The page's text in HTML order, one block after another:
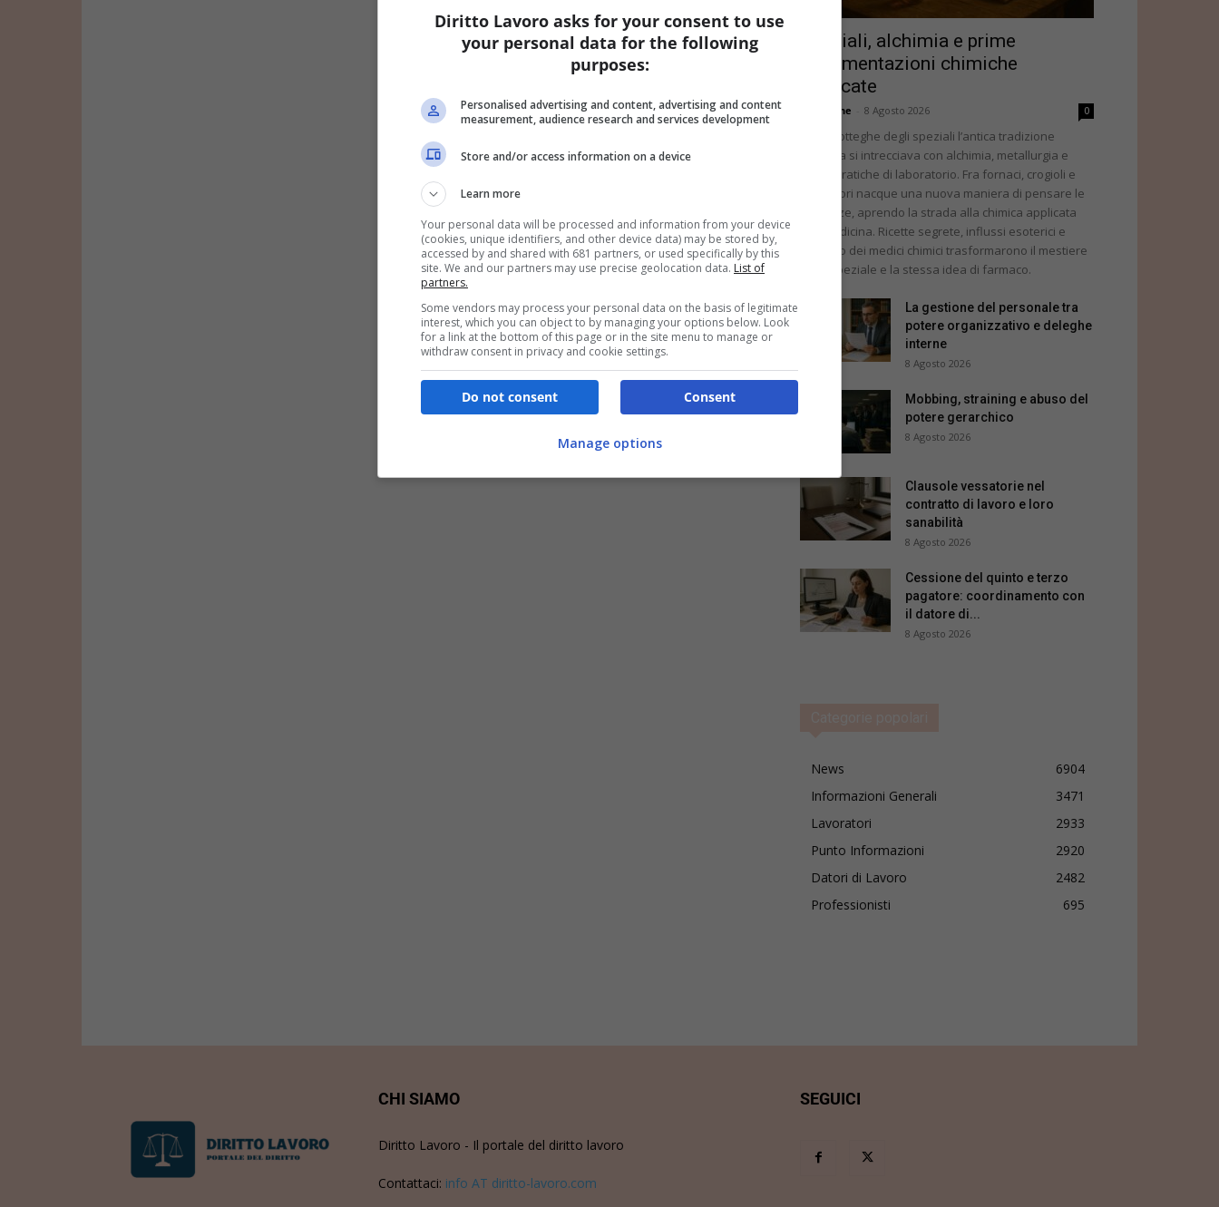
Speziali, alchimia e prime
sperimentazioni chimiche
applicate
Redazione 8 Agosto 2026 0
Nelle botteghe degli speziali l’antica tradizione
galenica si intrecciava con alchimia, metallurgia e
prime pratiche di laboratorio. Fra fornaci, crogioli e
distillatori nacque una nuova maniera di pensare le
sostanze, aprendo la strada alla chimica applicata
alla medicina. Ricette segrete, influssi esoterici e
l’impatto dei medici chimici trasformarono il mestiere
dello speziale e la stessa idea di farmaco.
La gestione del personale tra
potere organizzativo e deleghe
interne
8 Agosto 2026
Mobbing, straining e abuso del
potere gerarchico
8 Agosto 2026
Clausole vessatorie nel
contratto di lavoro e loro
sanabilità
8 Agosto 2026
Cessione del quinto e terzo
pagatore: coordinamento con
il datore di...
8 Agosto 2026
News
6904
Informazioni Generali
3471
Lavoratori
2933
Punto Informazioni
2920
Datori di Lavoro
2482
Professionisti
695
CHI SIAMO
Diritto Lavoro - Il portale del diritto lavoro
Contattaci: info AT diritto-lavoro.com
SEGUICI
Diritto Lavoro asks for your consent to use
your personal data for the following
purposes:
Personalised advertising and content, advertising and content
measurement, audience research and services development
Store and/or access information on a device
Learn more
Your personal data will be processed and information from your device
(cookies, unique identifiers, and other device data) may be stored by,
accessed by and shared with 681 partners, or used specifically by this
site. We and our partners may use precise geolocation data. List of
partners.
Some vendors may process your personal data on the basis of legitimate
interest, which you can object to by managing your options below. Look
for a link at the bottom of this page or in the site menu to manage or
withdraw consent in privacy and cookie settings.
Consent
Do not consent
Manage options